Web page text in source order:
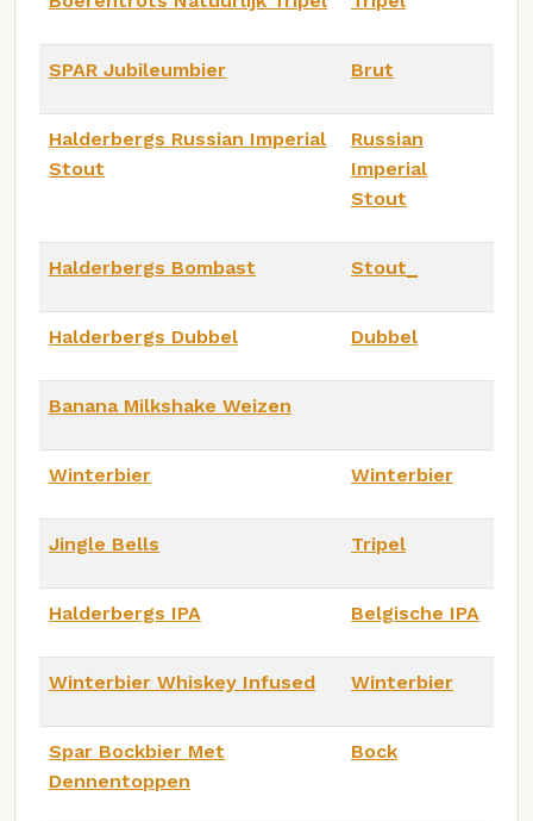
SPAR Jubileumbier Brut
Halderbergs Russian Imperial
Stout
Russian
Imperial
Stout
Halderbergs Bombast Stout_
Halderbergs Dubbel Dubbel
Banana Milkshake Weizen
Winterbier Winterbier
Jingle Bells Tripel
Halderbergs IPA Belgische IPA
Winterbier Whiskey Infused Winterbier
Spar Bockbier Met
Dennentoppen
Bock